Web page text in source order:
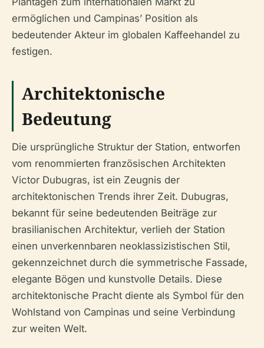
ermöglichen und Campinas’ Position als
bedeutender Akteur im globalen Kaffeehandel zu
festigen.
Architektonische
Bedeutung
Die ursprüngliche Struktur der Station, entworfen
vom renommierten französischen Architekten
Victor Dubugras, ist ein Zeugnis der
architektonischen Trends ihrer Zeit. Dubugras,
bekannt für seine bedeutenden Beiträge zur
brasilianischen Architektur, verlieh der Station
einen unverkennbaren neoklassizistischen Stil,
gekennzeichnet durch die symmetrische Fassade,
elegante Bögen und kunstvolle Details. Diese
architektonische Pracht diente als Symbol für den
Wohlstand von Campinas und seine Verbindung
zur weiten Welt.